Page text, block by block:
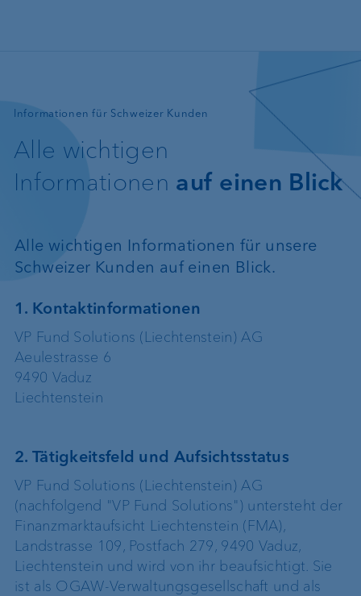
Informationen für Schweizer Kunden
—
Alle wichtigen
Informationen auf einen Blick
Alle wichtigen Informationen für unsere
Schweizer Kunden auf einen Blick.
1. Kontaktinformationen
VP Fund Solutions (Liechtenstein) AG
Aeulestrasse 6
9490 Vaduz
Liechtenstein
2. Tätigkeitsfeld und Aufsichtsstatus
VP Fund Solutions (Liechtenstein) AG
(nachfolgend "VP Fund Solutions") untersteht der
Finanzmarktaufsicht Liechtenstein (FMA),
Landstrasse 109, Postfach 279, 9490 Vaduz,
Liechtenstein und wird von ihr beaufsichtigt. Sie
ist als OGAW-Verwaltungsgesellschaft und als